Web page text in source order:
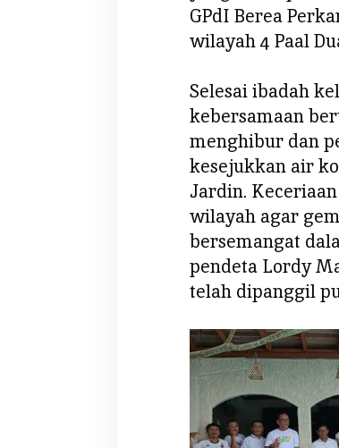
GPdI Berea
wilayah 4 Paal
Selesai ibadah
kebersamaan
menghibur dan
kesejukkan air
Jardin.
wilayah agar
bersemangat
pendeta Lordy
telah dipanggil